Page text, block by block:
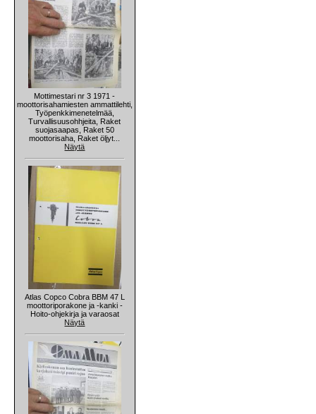
Mottimestari nr 3 1971 -
moottorisahamiesten ammattilehti,
Työpenkkimenetelmää,
Turvallisuusohhjeita, Raket
suojasaapas, Raket 50
moottorisaha, Raket öljyt...
Näytä
Atlas Copco Cobra BBM 47 L
moottoriporakone ja -kanki -
Hoito-ohjekirja ja varaosat
Näytä